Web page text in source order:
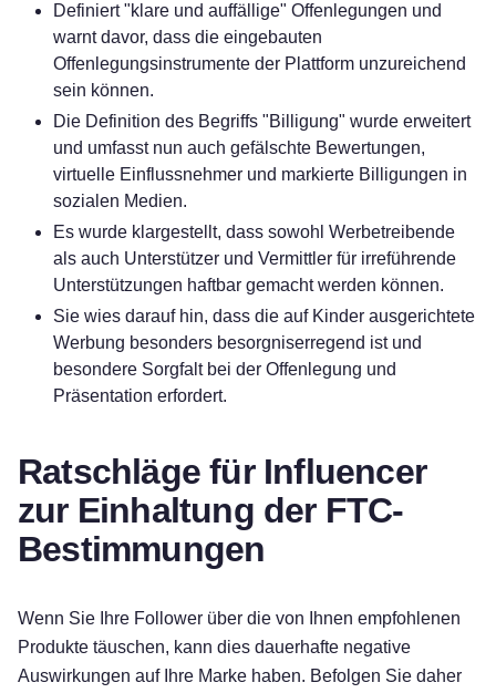
Definiert "klare und auffällige" Offenlegungen und
warnt davor, dass die eingebauten
Offenlegungsinstrumente der Plattform unzureichend
sein können.
Die Definition des Begriffs "Billigung" wurde erweitert
und umfasst nun auch gefälschte Bewertungen,
virtuelle Einflussnehmer und markierte Billigungen in
sozialen Medien.
Es wurde klargestellt, dass sowohl Werbetreibende
als auch Unterstützer und Vermittler für irreführende
Unterstützungen haftbar gemacht werden können.
Sie wies darauf hin, dass die auf Kinder ausgerichtete
Werbung besonders besorgniserregend ist und
besondere Sorgfalt bei der Offenlegung und
Präsentation erfordert.
Ratschläge für Influencer
zur Einhaltung der FTC-
Bestimmungen
Wenn Sie Ihre Follower über die von Ihnen empfohlenen
Produkte täuschen, kann dies dauerhafte negative
Auswirkungen auf Ihre Marke haben. Befolgen Sie daher